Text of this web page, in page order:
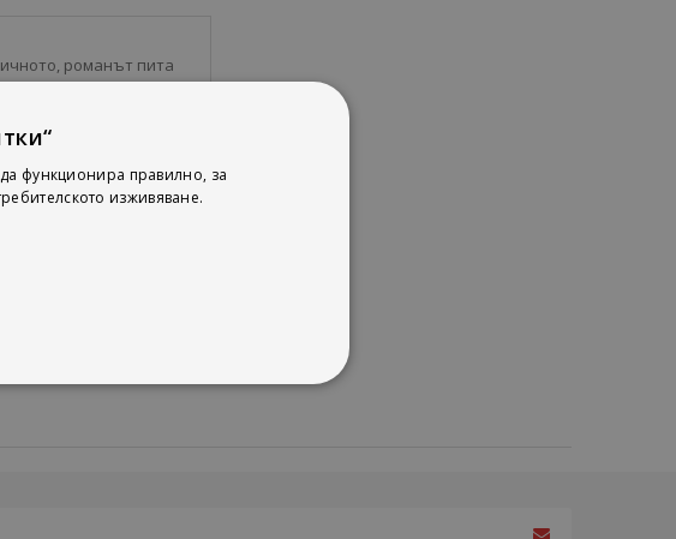
романът пита
разкрития
функционира правилно, за
изживяване.